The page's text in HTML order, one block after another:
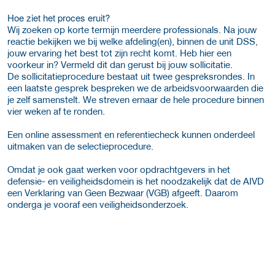
Hoe ziet het proces eruit?
Wij zoeken op korte termijn meerdere professionals. Na jouw
reactie bekijken we bij welke afdeling(en), binnen de unit DSS,
jouw ervaring het best tot zijn recht komt. Heb hier een
voorkeur in? Vermeld dit dan gerust bij jouw sollicitatie.
De sollicitatieprocedure bestaat uit twee gespreksrondes. In
een laatste gesprek bespreken we de arbeidsvoorwaarden die
je zelf samenstelt. We streven ernaar de hele procedure binnen
vier weken af te ronden.
Een online assessment en referentiecheck kunnen onderdeel
uitmaken van de selectieprocedure.
Omdat je ook gaat werken voor opdrachtgevers in het
defensie- en veiligheidsdomein is het noodzakelijk dat de AIVD
een Verklaring van Geen Bezwaar (VGB) afgeeft. Daarom
onderga je vooraf een veiligheidsonderzoek.